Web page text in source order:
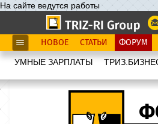
На сайте ведутся работы
НОВОЕ СТАТЬИ ФОРУМ
УМНЫЕ ЗАРПЛАТЫ